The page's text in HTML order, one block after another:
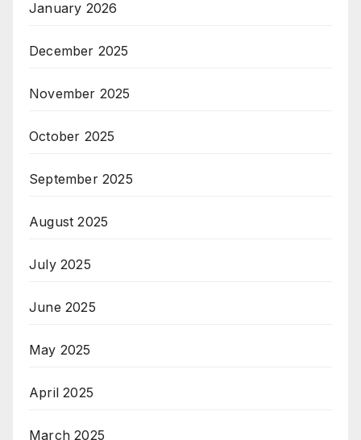
January 2026
December 2025
November 2025
October 2025
September 2025
August 2025
July 2025
June 2025
May 2025
April 2025
March 2025